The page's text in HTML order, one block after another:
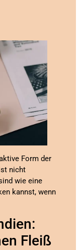
Form der
nicht
wie eine
kannst, wenn
Fleiß